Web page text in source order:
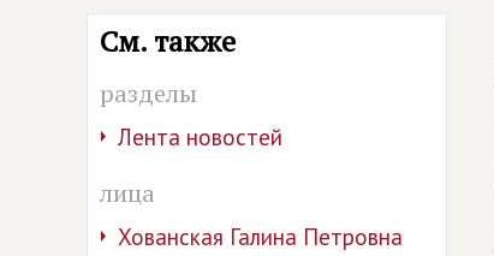
См. также
разделы
Лента новостей
лица
Хованская Галина Петровна